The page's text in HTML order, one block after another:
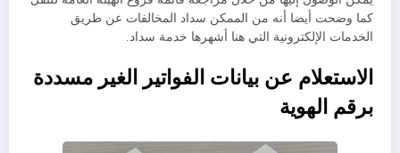
كما وضحت أيضا أنه من الممكن سداد المخالفات عن طريق
الخدمات الإلكترونية التي هنا أشهرها خدمة سداد.
الاستعلام عن بيانات الفواتير الغير مسددة
برقم الهوية